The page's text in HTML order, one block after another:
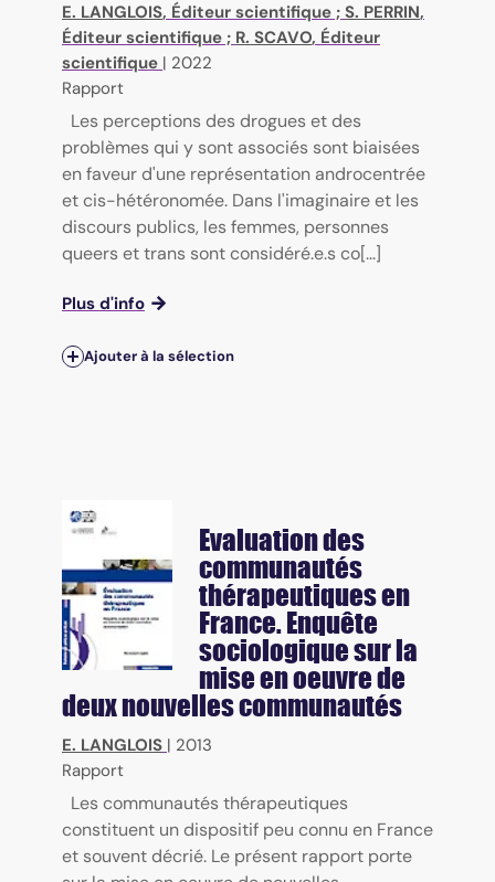
E. LANGLOIS, Éditeur scientifique ; S. PERRIN,
Éditeur scientifique ; R. SCAVO, Éditeur
scientifique | 2022
Rapport
Les perceptions des drogues et des
problèmes qui y sont associés sont biaisées
en faveur d'une représentation androcentrée
et cis-hétéronomée. Dans l'imaginaire et les
discours publics, les femmes, personnes
queers et trans sont considéré.e.s co[...]
Plus d'info
Ajouter à la sélection
Evaluation des
communautés
thérapeutiques en
France. Enquête
sociologique sur la
mise en oeuvre de
deux nouvelles communautés
E. LANGLOIS | 2013
Rapport
Les communautés thérapeutiques
constituent un dispositif peu connu en France
et souvent décrié. Le présent rapport porte